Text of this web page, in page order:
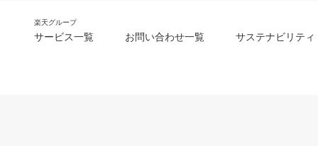
楽天グループ
サービス一覧 お問い合わせ一覧 サステナビリティ